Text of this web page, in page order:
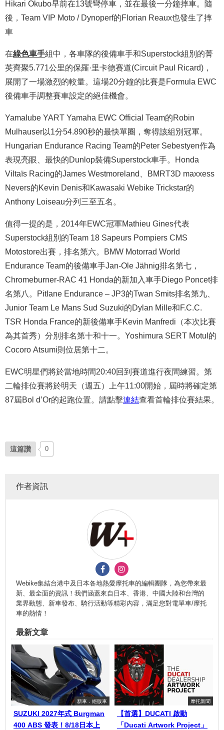
Hikari Okubo早前在13號彎停車，並在最後一分鐘摔車。隨
後，Team VIP Moto / Dynoperf的Florian Reaux也發生了摔
車
在綠色車手組中，各車隊的後備車手和Superstock組別的菁
英齊聚5.771公里的保羅·里卡德賽道(Circuit Paul Ricard)，
展開了一場激烈的較量。這場20分鐘的比賽是Formula EWC
後備車手調整賽車設定的絕佳機會。
Yamalube YART Yamaha EWC Official Team的Robin
Mulhauser以1分54.890秒的最快單圈，奪得該組別冠軍。
Hungarian Endurance Racing Team的Peter Sebestyen作為
表現亮眼、最快的Dunlop裝備Superstock車手。Honda
Viltaïs Racing的James Westmoreland、BMRT3D maxxess
Nevers的Kevin Denis和Kawasaki Webike Trickstar的
Anthony Loiseau分列三至五名。
值得一提的是，2014年EWC冠軍Mathieu Gines代表
Superstock組別的Team 18 Sapeurs Pompiers CMS
Motostore出賽，排名第六。BMW Motorrad World
Endurance Team的後備車手Jan-Ole Jähnig排名第七，
Chromeburner-RAC 41 Honda的新加入車手Diego Poncet排
名第八。Pitlane Endurance – JP3的Twan Smits排名第九、
Junior Team Le Mans Sud Suzuki的Dylan Mille和F.C.C.
TSR Honda France的新後備車手Kevin Manfredi（本次比賽
為其首秀）分別排名第十和十一。Yoshimura SERT Motul的
Cocoro Atsumi則位居第十二。
EWC明星們將於當地時間20:40回到賽道進行夜間練習。第
二輪排位賽將於明天（週五）上午11:00開始，屆時將確定第
87屆Bol d’Or的起跑位置。請點擊連結查看首輪排位賽結果。
這篇讚 0
作者資訊
Webike集結台港中及日本各地熱愛摩托車的編輯團隊，為您帶來最
新、最全面的資訊！我們涵蓋來自日本、香港、中國大陸和台灣的
業界動態、新車發布、騎行活動等精彩內容，滿足您對電單車/摩托
車的熱情！
最新文章
新車．絕版車
SUZUKI 2027年式 Burgman
400 ABS 發表！8/18日本上
摩托新聞
【首選】DUCATI 啟動
「Ducati Artwork Project」